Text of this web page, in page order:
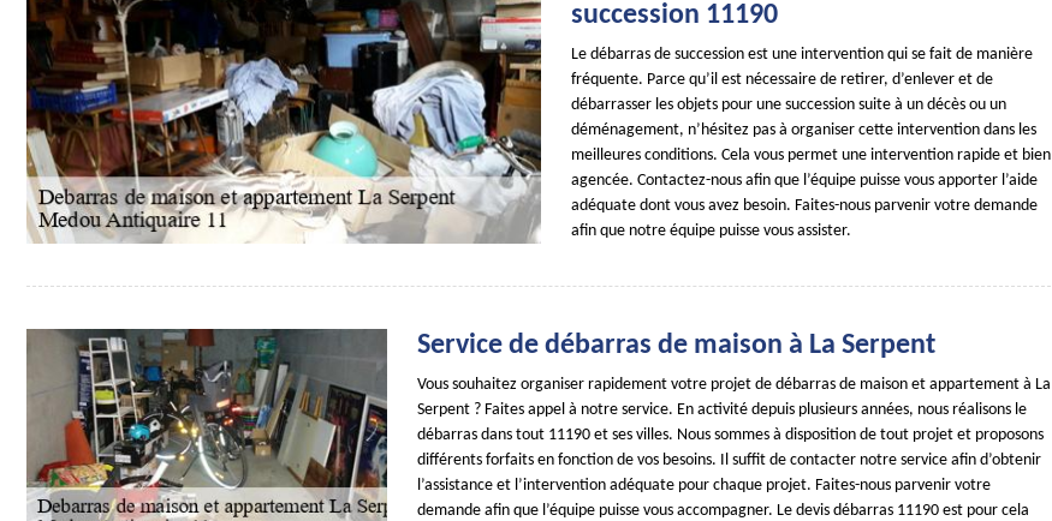
succession 11190
Le débarras de succession est une intervention qui se fait de manière
fréquente. Parce qu’il est nécessaire de retirer, d’enlever et de
débarrasser les objets pour une succession suite à un décès ou un
déménagement, n’hésitez pas à organiser cette intervention dans les
meilleures conditions. Cela vous permet une intervention rapide et bien
agencée. Contactez-nous afin que l’équipe puisse vous apporter l’aide
adéquate dont vous avez besoin. Faites-nous parvenir votre demande
afin que notre équipe puisse vous assister.
Service de débarras de maison à La Serpent
Vous souhaitez organiser rapidement votre projet de débarras de maison et appartement à La
Serpent ? Faites appel à notre service. En activité depuis plusieurs années, nous réalisons le
débarras dans tout 11190 et ses villes. Nous sommes à disposition de tout projet et proposons
différents forfaits en fonction de vos besoins. Il suffit de contacter notre service afin d’obtenir
l’assistance et l’intervention adéquate pour chaque projet. Faites-nous parvenir votre
demande afin que l’équipe puisse vous accompagner. Le devis débarras 11190 est pour cela